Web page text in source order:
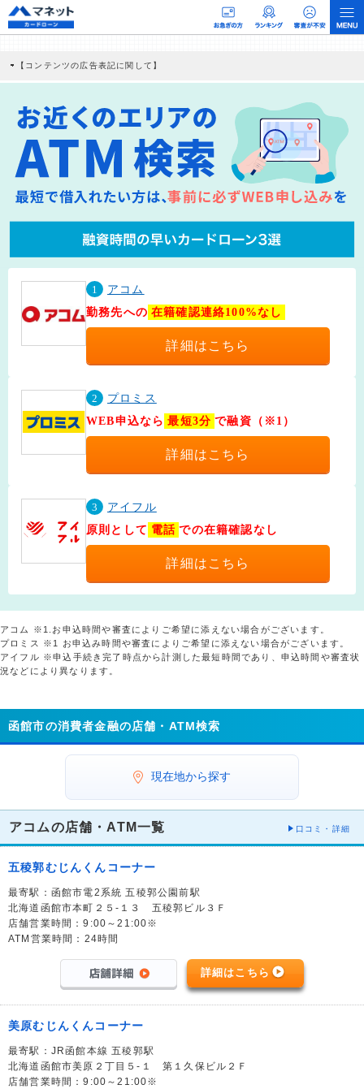
【コンテンツの広告表記に関して】
社に対して企業から紹介報酬が支払われるという収益モデルです。 ただし、特定の
商品を根拠なくPRするものではなく、当編集部の調査／ユーザーへの口コミ収集な
どに基づき、公平性を担保した情報提供を行っています。
>提携企業一覧
1
アコム
勤務先への 在籍確認連絡100%なし
詳細はこちら
2
プロミス
WEB申込なら 最短3分 で融資（※1）
詳細はこちら
3
アイフル
原則として 電話 での在籍確認なし
詳細はこちら
アコム ※1.お申込時間や審査によりご希望に添えない場合がございます。
プロミス ※1 お申込み時間や審査によりご希望に添えない場合がございます。
アイフル ※申込手続き完了時点から計測した最短時間であり、申込時間や審査状
況などにより異なります。
函館市の消費者金融の店舗・ATM検索
現在地から探す
アコムの店舗・ATM一覧 口コミ・詳細
五稜郭むじんくんコーナー
最寄駅：函館市電2系統 五稜郭公園前駅
北海道函館市本町２５-１３ 五稜郭ビル３Ｆ
店舗営業時間：9:00～21:00※
ATM営業時間：24時間
詳細はこちら
美原むじんくんコーナー
最寄駅：JR函館本線 五稜郭駅
北海道函館市美原２丁目５-１ 第１久保ビル２Ｆ
店舗営業時間：9:00～21:00※